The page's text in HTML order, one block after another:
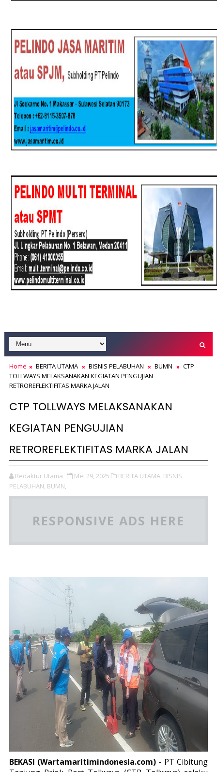
Home BERITA UTAMA BISNIS PELABUHAN BUMN
CTP
TOLLWAYS MELAKSANAKAN KEGIATAN PENGUJIAN
RETROREFLEKTIFITAS MARKA JALAN
CTP TOLLWAYS MELAKSANAKAN
KEGIATAN PENGUJIAN
RETROREFLEKTIFITAS MARKA JALAN
Redaktur Utama Mei 29, 2025 BERITA UTAMA, BISNIS
PELABUHAN, BUMN,
RESPONSIVE ADS HERE
BEKASI (Wartamaritimindonesia.com) - PT Cibitung